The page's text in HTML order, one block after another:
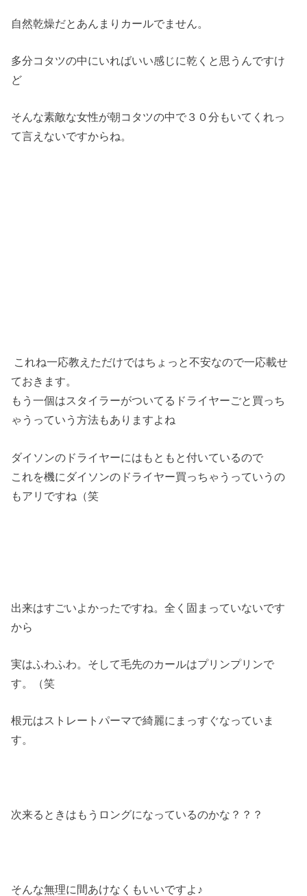
自然乾燥だとあんまりカールでません。
多分コタツの中にいればいい感じに乾くと思うんですけ
ど
そんな素敵な女性が朝コタツの中で３０分もいてくれっ
て言えないですからね。
これね一応教えただけではちょっと不安なので一応載せ
ておきます。
もう一個はスタイラーがついてるドライヤーごと買っち
ゃうっていう方法もありますよね
ダイソンのドライヤーにはもともと付いているので
これを機にダイソンのドライヤー買っちゃうっていうの
もアリですね（笑
出来はすごいよかったですね。全く固まっていないです
から
実はふわふわ。そして毛先のカールはプリンプリンで
す。（笑
根元はストレートパーマで綺麗にまっすぐなっていま
す。
次来るときはもうロングになっているのかな？？？
そんな無理に間あけなくもいいですよ♪